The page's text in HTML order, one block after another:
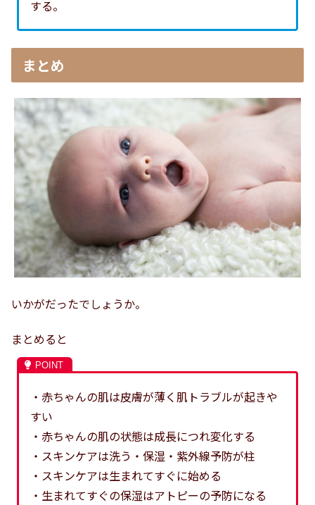
する。
まとめ
いかがだったでしょうか。
まとめると
・赤ちゃんの肌は皮膚が薄く肌トラブルが起きや
すい
・赤ちゃんの肌の状態は成長につれ変化する
・スキンケアは洗う・保湿・紫外線予防が柱
・スキンケアは生まれてすぐに始める
・生まれてすぐの保湿はアトピーの予防になる